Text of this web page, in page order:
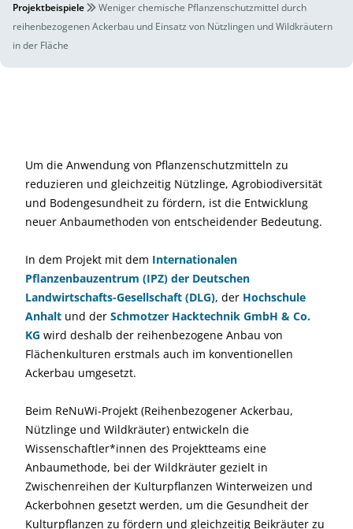
Projektbeispiele
Weniger chemische Pflanzenschutzmittel durch
reihenbezogenen Ackerbau und Einsatz von Nützlingen und Wildkräutern
in der Fläche
Um die Anwendung von Pflanzenschutzmitteln zu
reduzieren und gleichzeitig Nützlinge, Agrobiodiversität
und Bodengesundheit zu fördern, ist die Entwicklung
neuer Anbaumethoden von entscheidender Bedeutung.
In dem Projekt mit dem Internationalen
Pflanzenbauzentrum (IPZ) der Deutschen
Landwirtschafts-Gesellschaft (DLG), der Hochschule
Anhalt und der Schmotzer Hacktechnik GmbH & Co.
KG wird deshalb der reihenbezogene Anbau von
Flächenkulturen erstmals auch im konventionellen
Ackerbau umgesetzt.
Beim ReNuWi-Projekt (Reihenbezogener Ackerbau,
Nützlinge und Wildkräuter) entwickeln die
Wissenschaftler*innen des Projektteams eine
Anbaumethode, bei der Wildkräuter gezielt in
Zwischenreihen der Kulturpflanzen Winterweizen und
Ackerbohnen gesetzt werden, um die Gesundheit der
Kulturpflanzen zu fördern und gleichzeitig Beikräuter zu